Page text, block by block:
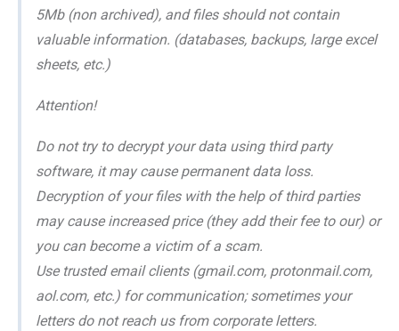
5Mb (non archived), and files should not contain
valuable information. (databases, backups, large excel
sheets, etc.)
Attention!
Do not try to decrypt your data using third party
software, it may cause permanent data loss.
Decryption of your files with the help of third parties
may cause increased price (they add their fee to our) or
you can become a victim of a scam.
Use trusted email clients (gmail.com, protonmail.com,
aol.com, etc.) for communication; sometimes your
letters do not reach us from corporate letters.